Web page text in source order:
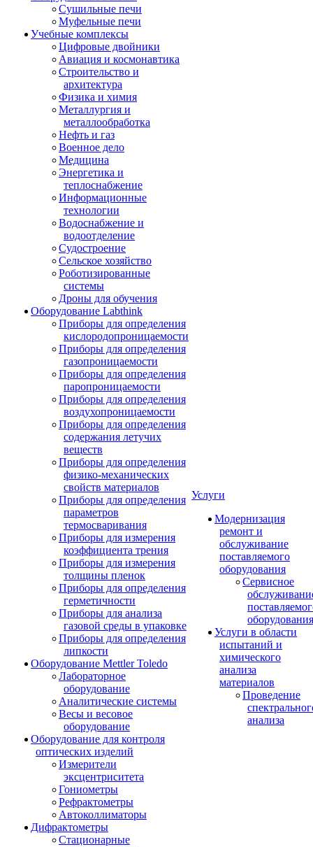
Сушильные печи
Муфельные печи
Учебные комплексы
Цифровые двойники
Авиация и космонавтика
Строительство и
архитектура
Физика и химия
Металлургия и
металлообработка
Нефть и газ
Военное дело
Медицина
Энергетика и
теплоснабжение
Информационные
технологии
Водоснабжение и
водоотделение
Судостроение
Сельское хозяйство
Роботизированные
системы
Дроны для обучения
Оборудование Labthink
Приборы для определения
кислородопроницаемости
Приборы для определения
газопроницаемости
Приборы для определения
паропроницаемости
Приборы для определения
воздухопроницаемости
Приборы для определения
содержания летучих
веществ
Приборы для определения
физико-механических
свойств материалов
Приборы для определения
параметров
термосваривания
Приборы для измерения
коэффициента трения
Приборы для измерения
толщины пленок
Приборы для определения
герметичности
Приборы для анализа
газовой среды в упаковке
Приборы для определения
липкости
Оборудование Mettler Toledo
Лабораторное
оборудование
Аналитические системы
Весы и весовое
оборудование
Оборудование для контроля
оптических изделий
Измерители
эксцентриситета
Гониометры
Рефрактометры
Автоколлиматоры
Дифрактометры
Стационарные
Услуги
Модернизация
ремонт и
обслуживание
поставляемого
оборудования
Сервисное
оборудования
Услуги в области
испытаний и
химического
анализа
материалов
Проведение
анализа